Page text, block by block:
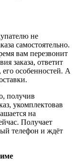
не
самостоятельно.
вам перезвонит
заказа, ответит
особенностей. А
получив
укомплектовав
на
Получает
телефон и ждёт